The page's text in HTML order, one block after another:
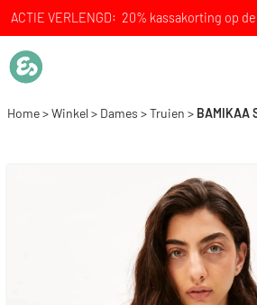
ACTIE VERLENGD: 20% kassakorting op
Home>Winkel> Dames >Truien > BAMIKAA